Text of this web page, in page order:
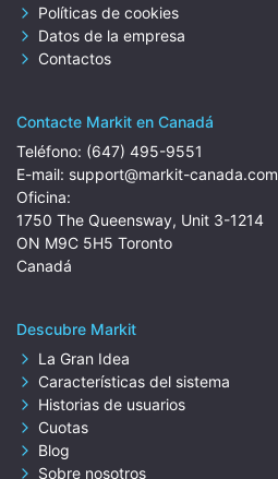
Políticas de cookies
Datos de la empresa
Contactos
Contacte Markit en Canadá
Teléfono: (647) 495-9551
E-mail: support@markit-canada.com
Oficina:
1750 The Queensway, Unit 3-1214
ON M9C 5H5 Toronto
Canadá
Descubre Markit
La Gran Idea
Características del sistema
Historias de usuarios
Cuotas
Blog
Sobre nosotros